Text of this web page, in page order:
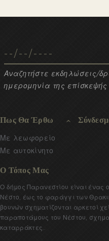
Αναζητήστε εκδηλώσεις/
ημερομηνία της
Πως Θα Έρθω
Με λεωφορείο
Με αυτοκίνητο
Ο Τόπος Μας
Ο δήμος Παρανεστίου είναι ένας
Νέστο, έως το φαράγγι των
βουνών σχηματίζονται αρκετοί
παραποτάμους του Νέστου,
καταρράκτες..